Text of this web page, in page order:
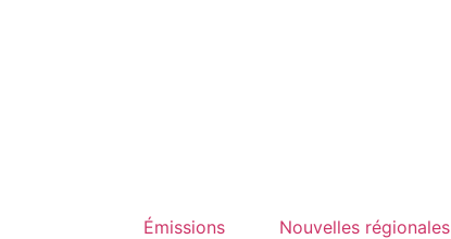
Émissions Nouvelles régionales